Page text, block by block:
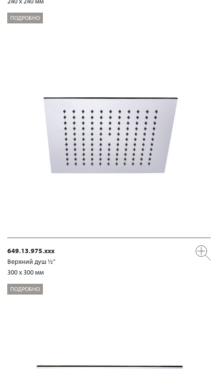
ПОДРОБНО
649.13.975.xxx
Верхний душ ½"
300 x 300 мм
ПОДРОБНО